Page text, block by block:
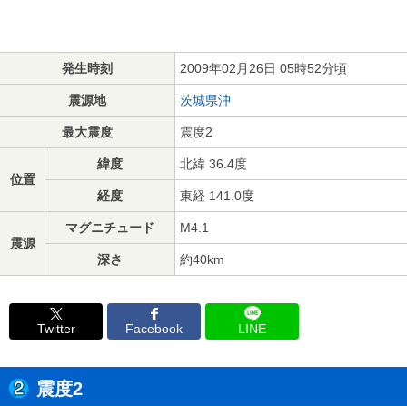
発生時刻 2009年02月26日 05時52分頃
震源地 茨城県沖
最大震度 震度2
位置
緯度 北緯 36.4度
経度 東経 141.0度
震源
マグニチュード M4.1
深さ 約40km
Twitter Facebook LINE
震度2